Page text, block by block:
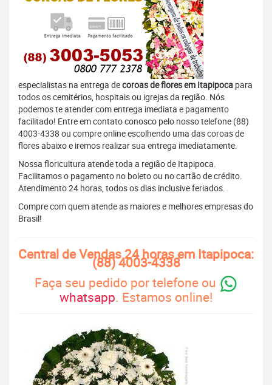
especialistas na entrega decoroas de flores em Itapipoca para
todos os cemitérios, hospitais ou igrejas da região. Nós
podemos te atender com entrega imediata e pagamento
facilitado! Entre em contato conosco pelo nosso telefone (88)
4003-4338 ou compre online escolhendo uma das coroas de
flores abaixo e iremos realizar sua entrega imediatamente.
Nossa floricultura atende toda a região de Itapipoca.
Facilitamos o pagamento no boleto ou no cartão de crédito.
Atendimento 24 horas, todos os dias inclusive feriados.
Compre com quem atende as maiores e melhores empresas do
Brasil!
Central de Vendas 24 horas em Itapipoca:
(88) 4003-4338
Faça seu pedido por telefone ou
whatsapp. Estamos online!